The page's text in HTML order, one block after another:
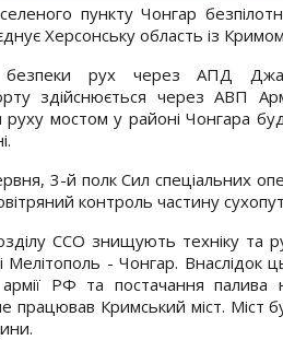
пункту Чонгар
Херсонську область із
рух через АПД
здійснюється через АВП
руху мостом у районі Чонгара
3-й полк Сил спеціальних
контроль частину
ССО знищують техніку та
- Чонгар. Внаслідок
армії РФ та постачання
працював Кримський міст. Міст